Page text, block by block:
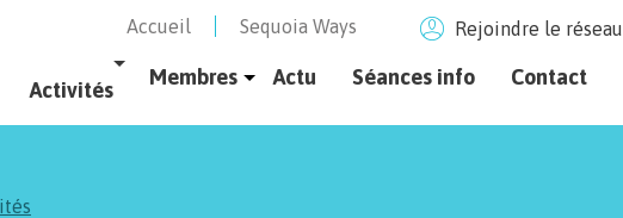
Accueil Sequoia Ways Rejoindre le réseau
- réseau
Activités
Membres Actu Séances info Contact